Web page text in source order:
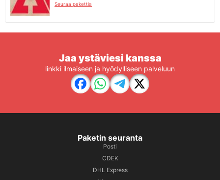
Seuraa pakettia
Jaa ystäviesi kanssa
linkki ilmaiseen ja hyödylliseen palveluun
Paketin seuranta
Posti
CDEK
DHL Express